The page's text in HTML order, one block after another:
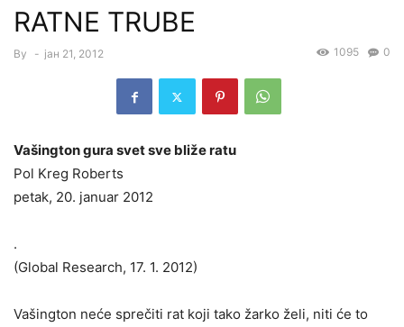
RATNE TRUBE
By - јан 21, 2012 0
1095
Vašington gura svet sve bliže ratu
Pol Kreg Roberts
petak, 20. januar 2012
.
(Global Research, 17. 1. 2012)
Vašington neće sprečiti rat koji tako žarko želi, niti će to